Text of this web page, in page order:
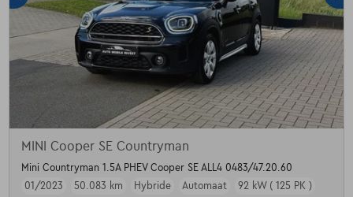
MINI Cooper SE Countryman
Mini Countryman 1.5A PHEV Cooper SE ALL4 0483/47.20.60
01/2023
50.083 km Hybride Automaat 92 kW ( 125 PK )